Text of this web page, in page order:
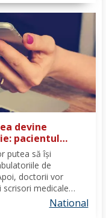
devine
pacientul
putea să își
de
doctorii vor
medicale
ultimele lucrări la
aceste...
National